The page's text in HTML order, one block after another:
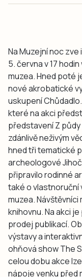
Na Muzejní noc
5. června v 17
muzea. Hned poté
nové akrobatické
uskupení
které na akci
představení Z
zdánlivě neživým
hned tři tematické
archeologové
připravilo rodinné
také o vlastnoruční
muzea.
knihovnu. Na akci
prodej publikací.
výstavy a
ohňová show The
celou dobu akce
nápoje venku před